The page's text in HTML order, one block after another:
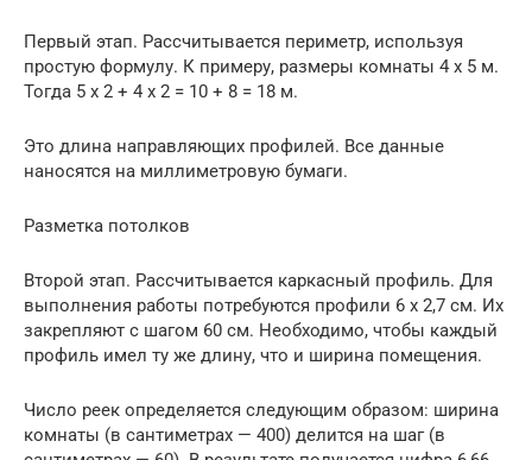
Первый этап. Рассчитывается периметр, используя
простую формулу. К примеру, размеры комнаты 4 х 5 м.
Тогда 5 х 2 + 4 х 2 = 10 + 8 = 18 м.
Это длина направляющих профилей. Все данные
наносятся на миллиметровую бумаги.
Разметка потолков
Второй этап. Рассчитывается каркасный профиль. Для
выполнения работы потребуются профили 6 х 2,7 см. Их
закрепляют с шагом 60 см. Необходимо, чтобы каждый
профиль имел ту же длину, что и ширина помещения.
Число реек определяется следующим образом: ширина
комнаты (в сантиметрах — 400) делится на шаг (в